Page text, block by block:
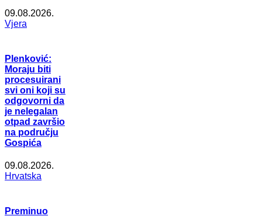
09.08.2026.
Vjera
Plenković:
Moraju biti
procesuirani
svi oni koji su
odgovorni da
je nelegalan
otpad završio
na području
Gospića
09.08.2026.
Hrvatska
Preminuo